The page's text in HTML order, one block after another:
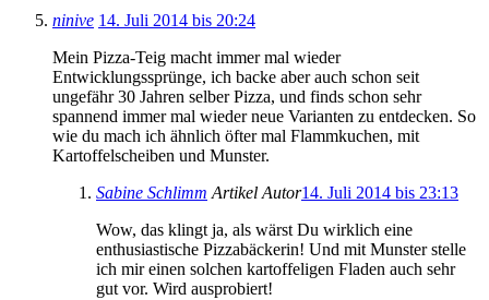
ninive 14. Juli 2014 bis 20:24
Mein Pizza-Teig macht immer mal wieder
Entwicklungssprünge, ich backe aber auch schon seit
ungefähr 30 Jahren selber Pizza, und finds schon sehr
spannend immer mal wieder neue Varianten zu entdecken. So
wie du mach ich ähnlich öfter mal Flammkuchen, mit
Kartoffelscheiben und Munster.
Sabine Schlimm Artikel Autor14. Juli 2014 bis 23:13
Wow, das klingt ja, als wärst Du wirklich eine
enthusiastische Pizzabäckerin! Und mit Munster stelle
ich mir einen solchen kartoffeligen Fladen auch sehr
gut vor. Wird ausprobiert!